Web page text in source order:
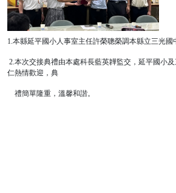
1.本縣延平國小人事室主任許榮聰榮調本縣立三光國
2.本次交接典禮由本處科長藍英韡監交，延平國小
仁熱情歡迎，典
禮簡單隆重，溫馨和諧。